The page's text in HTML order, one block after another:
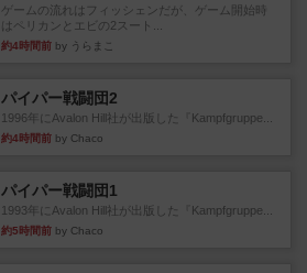
ゲームの流れはフィッシェンだが、ゲーム開始時
はペリカンとエビの2スート...
約4時間前 by うらまこ
パイパー戦闘団2
1996年にAvalon Hill社が出版した『Kampfgruppe...
約4時間前 by Chaco
パイパー戦闘団1
1993年にAvalon Hill社が出版した『Kampfgruppe...
約5時間前 by Chaco